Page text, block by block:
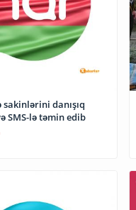
sakinlərini danışıq
SMS-lə təmin edib